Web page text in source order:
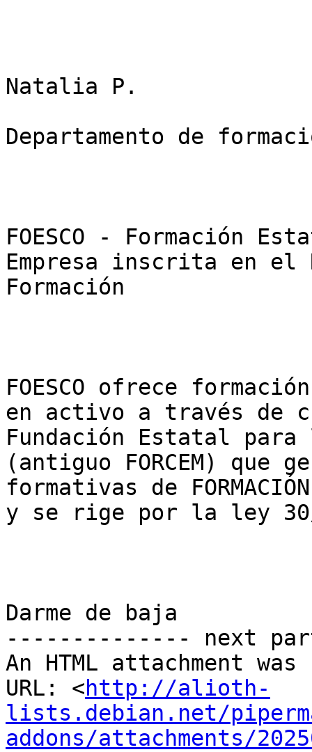
Natalia P.
Departamento de
FOESCO - Formación
Empresa inscrita en el
Formación
FOESCO ofrece
en activo a través de
Fundación Estatal para
(antiguo FORCEM) que
formativas de
y se rige por la ley
Darme de baja
-------------- next
An HTML attachment
URL: <http://alioth-
lists.debian.net/
addons/attachments/